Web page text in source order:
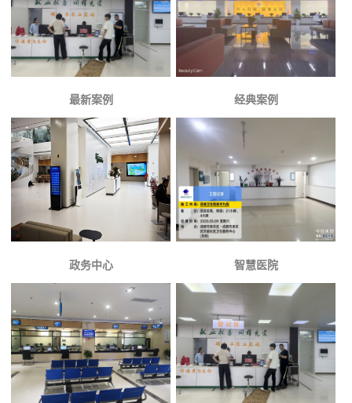
最新案例 经典案例
政务中心 智慧医院